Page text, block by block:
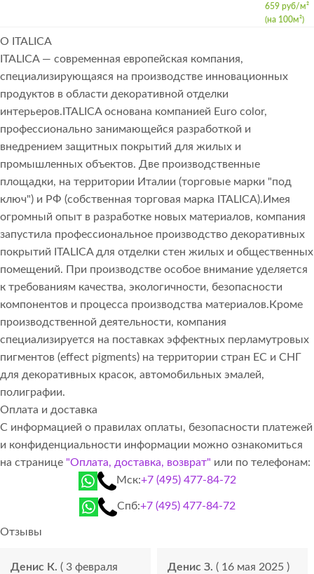
659 руб/м²
(на 100м²)
О ITALICA
ITALICA — современная европейская компания,
специализирующаяся на производстве инновационных
продуктов в области декоративной отделки
интерьеров.ITALICA основана компанией Euro color,
профессионально занимающейся разработкой и
внедрением защитных покрытий для жилых и
промышленных объектов. Две производственные
площадки, на территории Италии (торговые марки "под
ключ") и РФ (собственная торговая марка ITALICA).Имея
огромный опыт в разработке новых материалов, компания
запустила профессиональное производство декоративных
покрытий ITALICA для отделки стен жилых и общественных
помещений. При производстве особое внимание уделяется
к требованиям качества, экологичности, безопасности
компонентов и процесса производства материалов.Кроме
производственной деятельности, компания
специализируется на поставках эффектных перламутровых
пигментов (effect pigments) на территории стран ЕС и СНГ
для декоративных красок, автомобильных эмалей,
полиграфии.
Оплата и доставка
С информацией о правилах оплаты, безопасности платежей
и конфиденциальности информации можно ознакомиться
на странице "Оплата, доставка, возврат" или по телефонам:
Мск:+7 (495) 477-84-72
Спб:+7 (495) 477-84-72
Отзывы
Денис К. ( 3 февраля
Денис З. ( 16 мая 2025 )